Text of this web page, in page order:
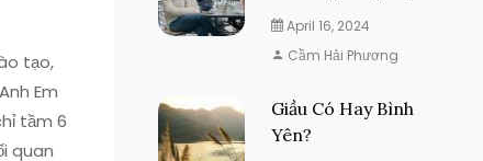
tạo,
Em
tầm 6
quan
April 16, 2024
Cầm Hải Phương
Giầu Có Hay Bình
Yên?